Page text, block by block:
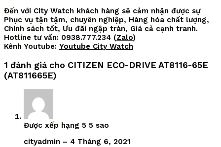
Đến với City Watch khách hàng sẽ cảm nhận được sự
Phục vụ tận tậm, chuyên nghiệp, Hàng hóa chất lượng,
Chính sách tốt, Ưu đãi ngập tràn, Giá cả cạnh tranh.
Hotline tư vấn: 0938.777.234 (Zalo)
Kênh Youtube: Youtube City Watch
1 đánh giá cho CITIZEN ECO-DRIVE AT8116-65E
(AT811665E)
Được xếp hạng 5 5 sao
cityadmin – 4 Tháng 6, 2021